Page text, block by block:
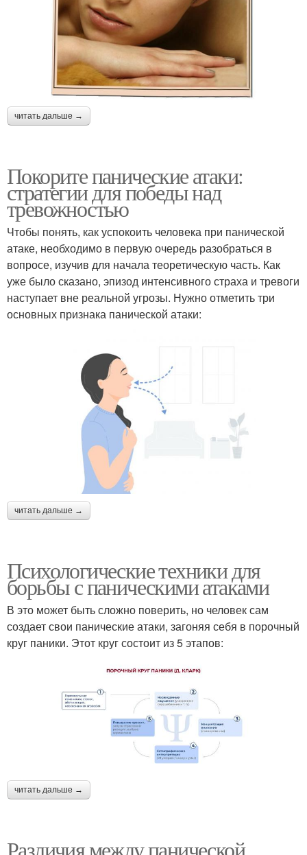
читать дальше →
Покорите панические атаки:
стратегии для победы над
тревожностью
Чтобы понять, как успокоить человека при панической
атаке, необходимо в первую очередь разобраться в
вопросе, изучив для начала теоретическую часть. Как
уже было сказано, эпизод интенсивного страха и тревоги
наступает вне реальной угрозы. Нужно отметить три
основных признака панической атаки:
читать дальше →
Психологические техники для
борьбы с паническими атаками
В это может быть сложно поверить, но человек сам
создает свои панические атаки, загоняя себя в порочный
круг паники. Этот круг состоит из 5 этапов:
читать дальше →